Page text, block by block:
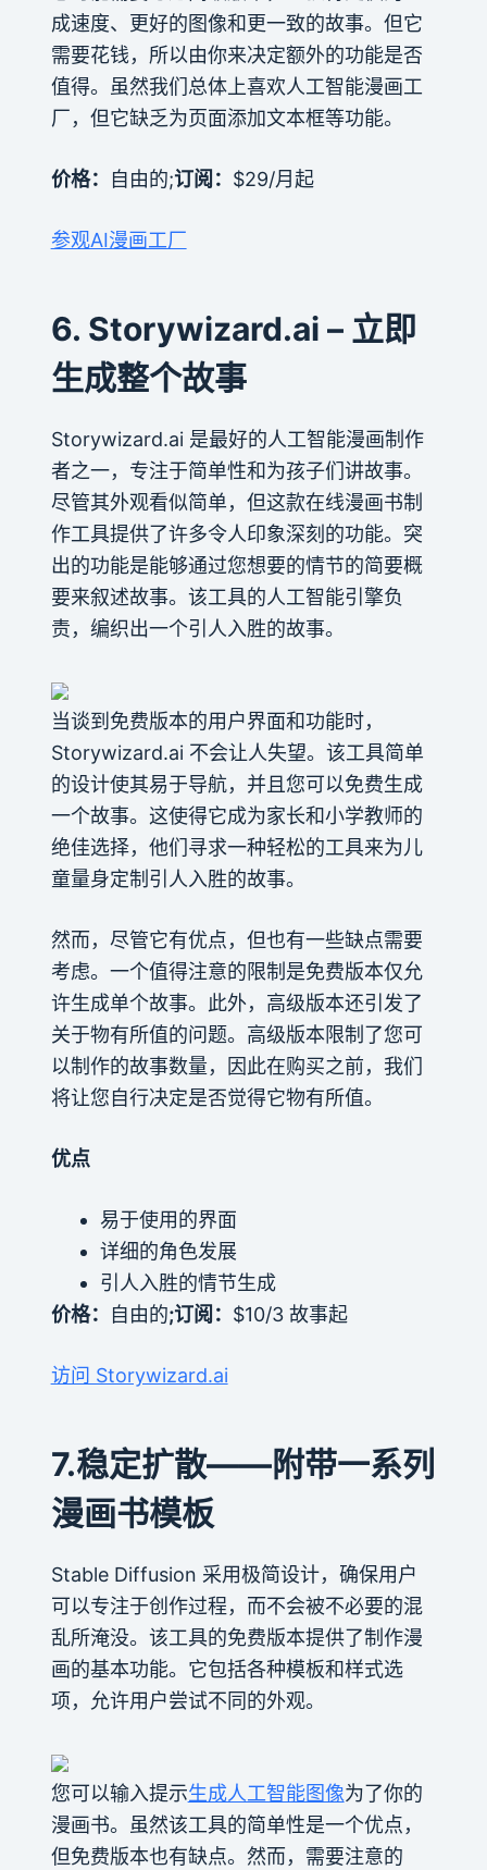
成速度、更好的图像和更一致的故事。但它
需要花钱，所以由你来决定额外的功能是否
值得。虽然我们总体上喜欢人工智能漫画工
厂，但它缺乏为页面添加文本框等功能。
价格： 自由的;订阅： $29/月起
参观AI漫画工厂
6. Storywizard.ai – 立即
生成整个故事
Storywizard.ai 是最好的人工智能漫画制作
者之一，专注于简单性和为孩子们讲故事。
尽管其外观看似简单，但这款在线漫画书制
作工具提供了许多令人印象深刻的功能。突
出的功能是能够通过您想要的情节的简要概
要来叙述故事。该工具的人工智能引擎负
责，编织出一个引人入胜的故事。
当谈到免费版本的用户界面和功能时，
Storywizard.ai 不会让人失望。该工具简单
的设计使其易于导航，并且您可以免费生成
一个故事。这使得它成为家长和小学教师的
绝佳选择，他们寻求一种轻松的工具来为儿
童量身定制引人入胜的故事。
然而，尽管它有优点，但也有一些缺点需要
考虑。一个值得注意的限制是免费版本仅允
许生成单个故事。此外，高级版本还引发了
关于物有所值的问题。高级版本限制了您可
以制作的故事数量，因此在购买之前，我们
将让您自行决定是否觉得它物有所值。
优点
易于使用的界面
详细的角色发展
引人入胜的情节生成
价格：
自由的;订阅： $10/3 故事起
访问 Storywizard.ai
7.稳定扩散——附带一系列
漫画书模板
Stable Diffusion 采用极简设计，确保用户
可以专注于创作过程，而不会被不必要的混
乱所淹没。该工具的免费版本提供了制作漫
画的基本功能。它包括各种模板和样式选
项，允许用户尝试不同的外观。
您可以输入提示生成人工智能图像为了你的
漫画书。虽然该工具的简单性是一个优点，
但免费版本也有缺点。然而，需要注意的